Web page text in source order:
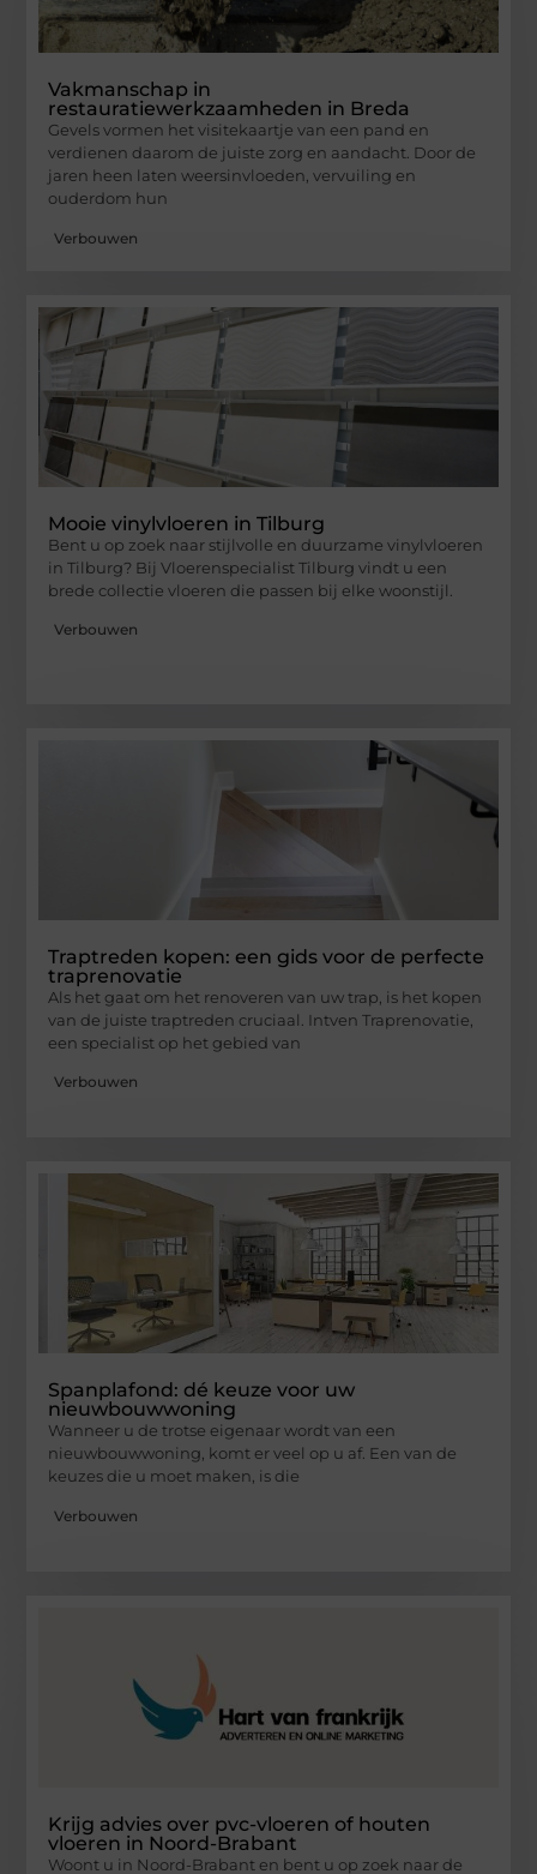
Vakmanschap in
restauratiewerkzaamheden in Breda
Gevels vormen het visitekaartje van een pand en
verdienen daarom de juiste zorg en aandacht. Door de
jaren heen laten weersinvloeden, vervuiling en
ouderdom hun
Verbouwen
Mooie vinylvloeren in Tilburg
Bent u op zoek naar stijlvolle en duurzame vinylvloeren
in Tilburg? Bij Vloerenspecialist Tilburg vindt u een
brede collectie vloeren die passen bij elke woonstijl.
Verbouwen
Traptreden kopen: een gids voor de perfecte
traprenovatie
Als het gaat om het renoveren van uw trap, is het kopen
van de juiste traptreden cruciaal. Intven Traprenovatie,
een specialist op het gebied van
Verbouwen
Spanplafond: dé keuze voor uw
nieuwbouwwoning
Wanneer u de trotse eigenaar wordt van een
nieuwbouwwoning, komt er veel op u af. Een van de
keuzes die u moet maken, is die
Verbouwen
Krijg advies over pvc-vloeren of houten
vloeren in Noord-Brabant
Woont u in Noord-Brabant en bent u op zoek naar de